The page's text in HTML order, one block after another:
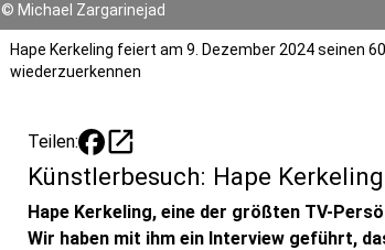
© Michael Zargarinejad
Hape Kerkeling feiert am 9. Dezember 2024 seinen
wiederzuerkennen
Teilen: open_in_new
Künstlerbesuch: Hape Kerkeling
Hape Kerkeling, eine der größten TV-
Wir haben mit ihm ein Interview geführt,